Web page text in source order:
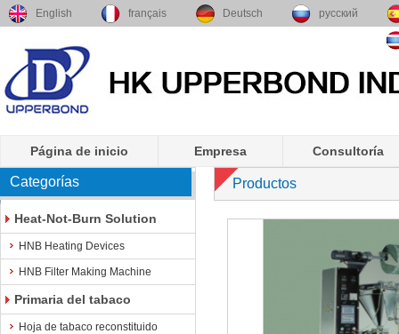
English français Deutsch русский
Página de inicio Empresa Consultoría
Categorías
Heat-Not-Burn Solution
HNB Heating Devices
HNB Filter Making Machine
Primaria del tabaco
Hoja de tabaco reconstituido
Productos